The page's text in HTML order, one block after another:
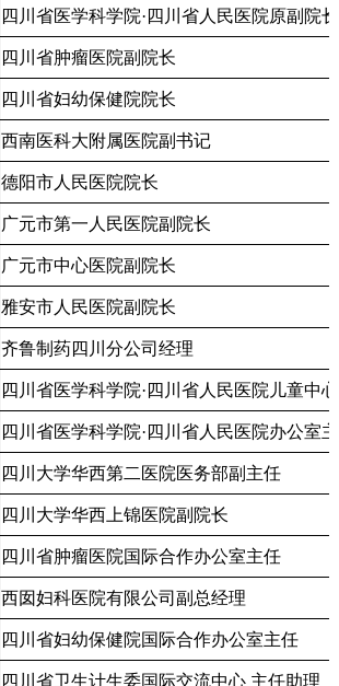
四川省医学科学院·四川省人民医院原副院长
四川省肿瘤医院副院长
四川省妇幼保健院院长
西南医科大附属医院副书记
德阳市人民医院院长
广元市第一人民医院副院长
广元市中心医院副院长
雅安市人民医院副院长
齐鲁制药四川分公司经理
四川省医学科学院·四川省人民医院儿童中
四川省医学科学院·四川省人民医院办公室
四川大学华西第二医院医务部副主任
四川大学华西上锦医院副院长
四川省肿瘤医院国际合作办公室主任
西囡妇科医院有限公司副总经理
四川省妇幼保健院国际合作办公室主任
四川省卫生计生委国际交流中心 主任助理